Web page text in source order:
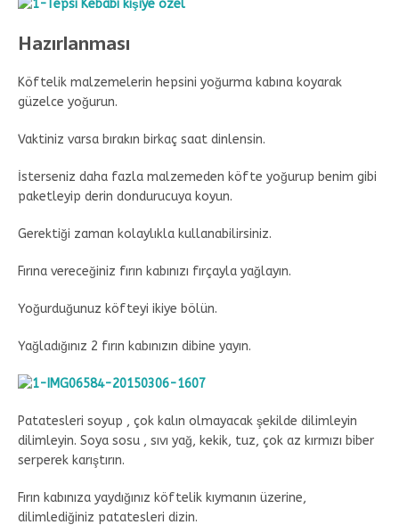
Hazırlanması
Köftelik malzemelerin hepsini yoğurma kabına koyarak
güzelce yoğurun.
Vaktiniz varsa bırakın birkaç saat dinlensin.
İsterseniz daha fazla malzemeden köfte yoğurup benim gibi
paketleyip derin dondurucuya koyun.
Gerektiği zaman kolaylıkla kullanabilirsiniz.
Fırına vereceğiniz fırın kabınızı fırçayla yağlayın.
Yoğurduğunuz köfteyi ikiye bölün.
Yağladığınız 2 fırın kabınızın dibine yayın.
Patatesleri soyup , çok kalın olmayacak şekilde dilimleyin
dilimleyin. Soya sosu , sıvı yağ, kekik, tuz, çok az kırmızı biber
serperek karıştırın.
Fırın kabınıza yaydığınız köftelik kıymanın üzerine,
dilimlediğiniz patatesleri dizin.